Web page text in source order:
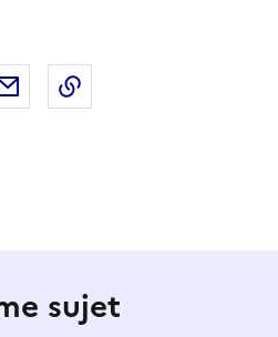
X (anciennement Twitter)
sur LinkedIn
Partager par email
sujet